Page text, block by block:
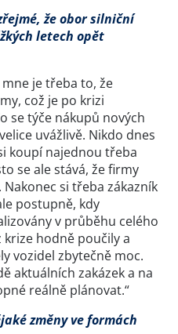
že obor silniční
letech opět
je třeba to, že
což je po krizi
se týče nákupů nových
uvážlivě. Nikdo dnes
koupí najednou třeba
se ale stává, že firmy
si třeba zákazník
postupně, kdy
v průběhu celého
krize hodně poučily a
vozidel zbytečně moc.
aktuálních zakázek a na
reálně plánovat.“
změny ve formách